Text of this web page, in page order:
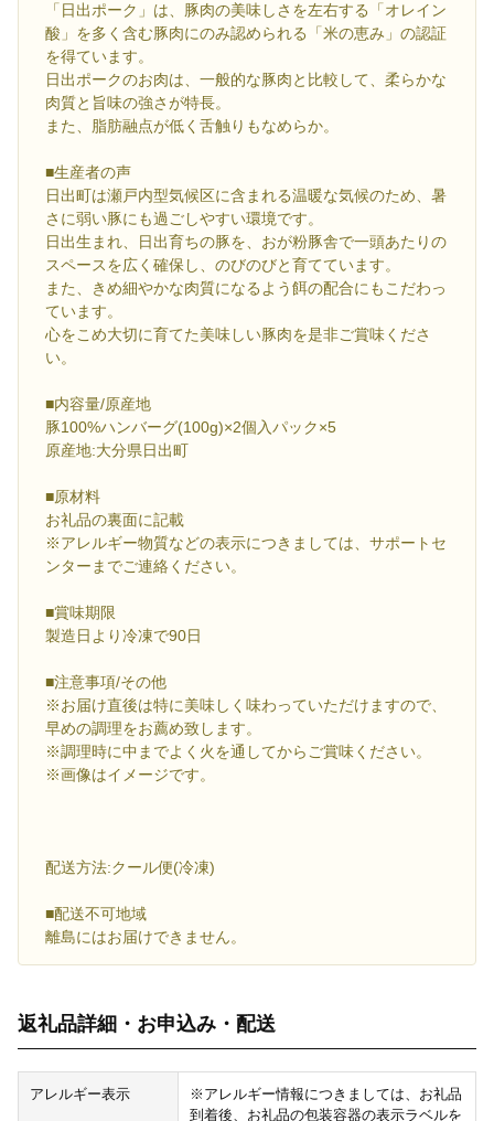
「日出ポーク」は、豚肉の美味しさを左右する「オレイン
酸」を多く含む豚肉にのみ認められる「米の恵み」の認証
を得ています。
日出ポークのお肉は、一般的な豚肉と比較して、柔らかな
肉質と旨味の強さが特長。
また、脂肪融点が低く舌触りもなめらか。
■生産者の声
日出町は瀬戸内型気候区に含まれる温暖な気候のため、暑
さに弱い豚にも過ごしやすい環境です。
日出生まれ、日出育ちの豚を、おが粉豚舎で一頭あたりの
スペースを広く確保し、のびのびと育てています。
また、きめ細やかな肉質になるよう餌の配合にもこだわっ
ています。
心をこめ大切に育てた美味しい豚肉を是非ご賞味くださ
い。
■内容量/原産地
豚100%ハンバーグ(100g)×2個入パック×5
原産地:大分県日出町
■原材料
お礼品の裏面に記載
※アレルギー物質などの表示につきましては、サポートセ
ンターまでご連絡ください。
■賞味期限
製造日より冷凍で90日
■注意事項/その他
※お届け直後は特に美味しく味わっていただけますので、
早めの調理をお薦め致します。
※調理時に中までよく火を通してからご賞味ください。
※画像はイメージです。
配送方法:クール便(冷凍)
■配送不可地域
離島にはお届けできません。
返礼品詳細・お申込み・配送
アレルギー表示
※アレルギー情報につきましては、お礼品
到着後、お礼品の包装容器の表示ラベルを